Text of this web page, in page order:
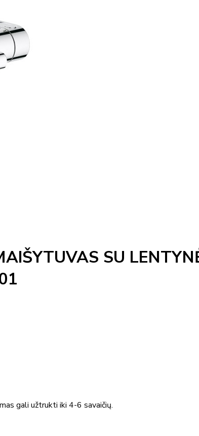
SU
gali užtrukti iki 4-6 savaičių.